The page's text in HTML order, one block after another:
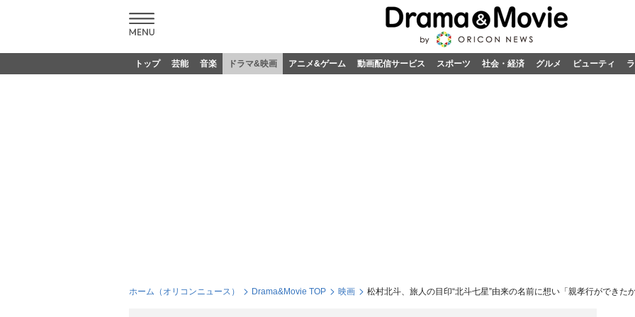
トップ 芸能 音楽 ドラマ&映画 アニメ&ゲーム 動画配信サービス スポーツ 社会・経済 グルメ ビューティ
ホーム（オリコンニュース） Drama&Movie TOP 映画 松村北斗、旅人の目印“北斗七星”由来の名前に想い「親孝行ができたか